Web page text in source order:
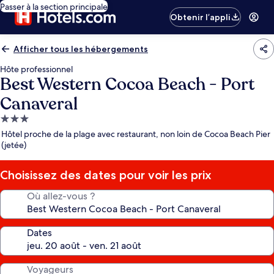
Passer à la section principale
Obtenir l’appli
Afficher tous les hébergements
Hôte professionnel
Best Western Cocoa Beach - Port
Canaveral
Hébergement
3.0 étoiles
Hôtel proche de la plage avec restaurant, non loin de Cocoa Beach Pier
(jetée)
Choisissez des dates pour voir les prix
Où allez-vous ?
Dates
Voyageurs